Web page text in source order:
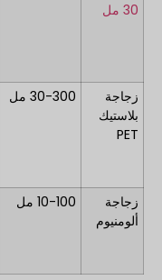
30 مل
زجاجة
بلاستيك
PET
30-300 مل
زجاجة
ألومنيوم
10-100 مل